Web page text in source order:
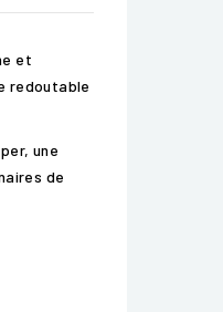
et
redoutable
une
de